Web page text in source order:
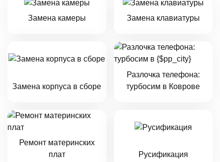
Замена камеры Замена клавиатуры
Замена корпуса в сборе
Разлочка телефона:
турбосим в Коврове
Ремонт материнских
плат
Русификация